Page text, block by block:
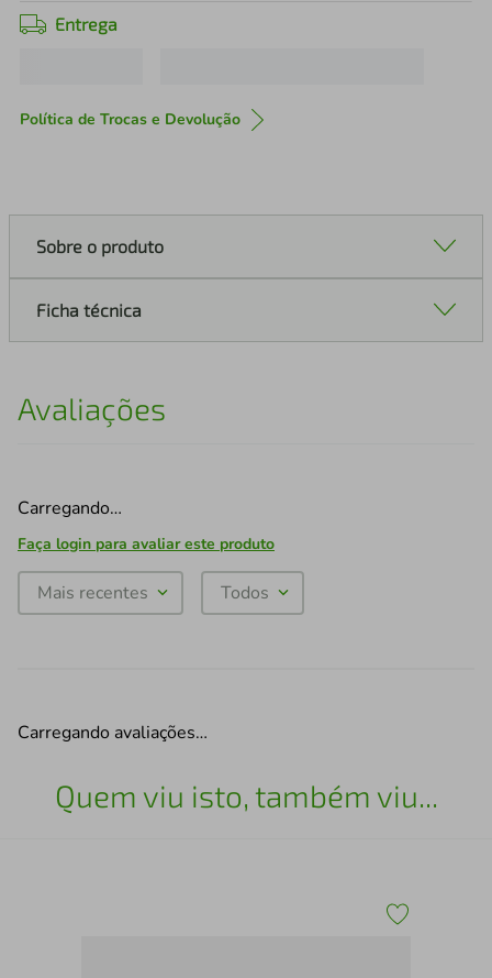
Entrega
Política de Trocas e Devolução
Sobre o produto
Ficha técnica
Avaliações
Carregando…
Faça login para avaliar este produto
Mais recentes Todos
Carregando avaliações…
Quem viu isto, também viu...